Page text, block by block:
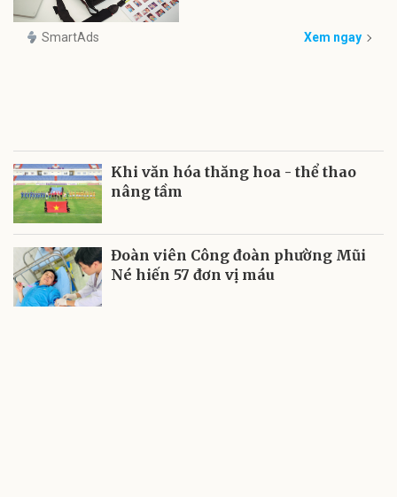
SmartAds Xem ngay
Khi văn hóa thăng hoa - thể thao
nâng tầm
Đoàn viên Công đoàn phường Mũi
Né hiến 57 đơn vị máu